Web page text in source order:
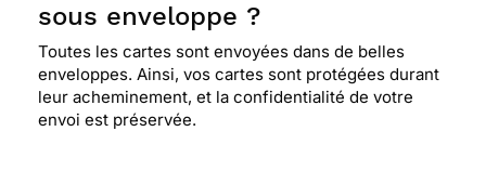
sous enveloppe ?
Toutes les cartes sont envoyées dans de belles
enveloppes. Ainsi, vos cartes sont protégées durant
leur acheminement, et la confidentialité de votre
envoi est préservée.